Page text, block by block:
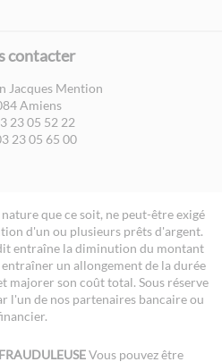
contacter
Jacques Mention
Amiens
23 05 52 22
23 05 65 00
que ce soit, ne peut-être exigé
d'un ou plusieurs prêts d'argent.
entraîne la diminution du montant
un allongement de la durée
majorer son coût total. Sous réserve
l'un de nos partenaires bancaire ou
Vous pouvez être